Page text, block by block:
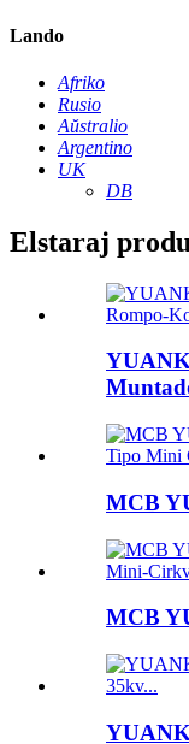
Lando
Afriko
Rusio
Aŭstralio
Argentino
UK
DB
Elstaraj
MCB
MCB